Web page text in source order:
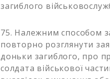
загиблого
75. Належним способом
повторно розглянути
доньки загиблого, про
солдата військової